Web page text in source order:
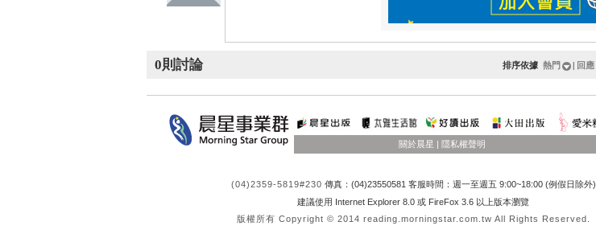
0則討論 排序依據 熱門 回應
關於晨星 隱私權聲明
(04)2359-5819#230 傳真：(04)23550581 客服時間：週一至週五 9:00~18:00 (例假日除外)
建議使用 Internet Explorer 8.0 或 FireFox 3.6 以上版本瀏覽
版權所有 Copyright © 2014 reading.morningstar.com.tw All Rights Reserved.